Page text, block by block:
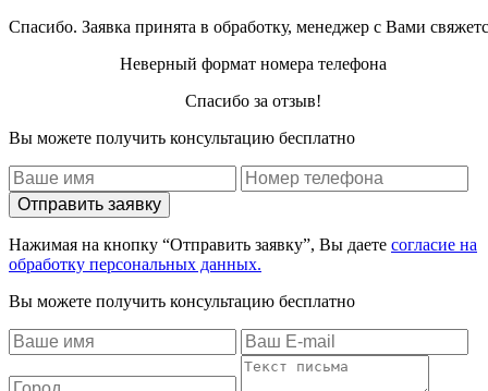
Спасибо. Заявка принята в обработку, менеджер с Вами
Неверный формат номера телефона
Спасибо за отзыв!
Вы можете получить консультацию бесплатно
Отправить заявку
Нажимая на кнопку “Отправить заявку”, Вы даете согласие на
обработку персональных данных.
Вы можете получить консультацию бесплатно